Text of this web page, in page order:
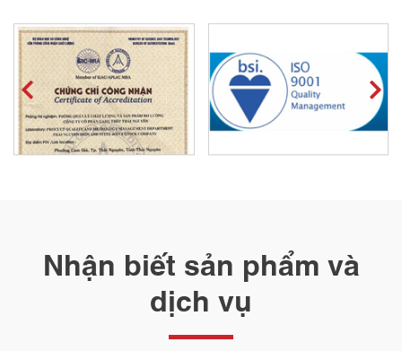
Nhận biết sản phẩm và
dịch vụ